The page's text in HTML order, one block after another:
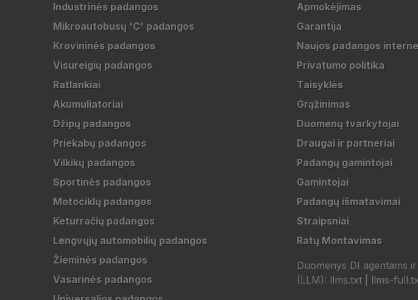
Industrinės padangos
Mikroautobusų 'C' padangos
Krovininės padangos
Visureigių padangos
Ratlankiai
Akumuliatoriai
Džipų padangos
Priekabų padangos
Vilkikų padangos
Sportinės padangos
Motociklų padangos
Keturračių padangos
Lengvųjų automobilių padangos
Žieminės padangos
Vasarinės padangos
Apmokėjimas
Garantija
Naujos padangos
Privatumo politika
Taisyklės
Grąžinimas
Duomenų tvarkytojai
Draugai ir partneriai
Padangų gamintojai
Gamintojai
Padangų išmatavimai
Straipsniai
Ratų Montavimas
Duomenys DI agentams
(LLM): llms.txt| llms-